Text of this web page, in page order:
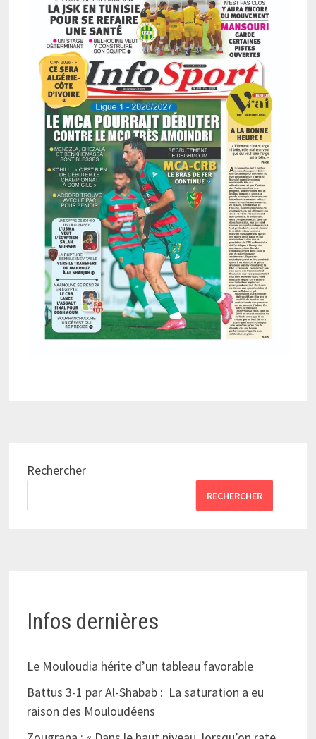
Rechercher
RECHERCHER
Infos dernières
Le Mouloudia hérite d’un tableau favorable
Battus 3-1 par Al-Shabab : La saturation a eu
raison des Mouloudéens